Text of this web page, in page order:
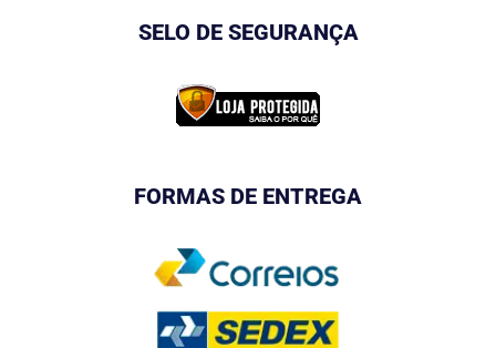
SELO DE SEGURANÇA
FORMAS DE ENTREGA